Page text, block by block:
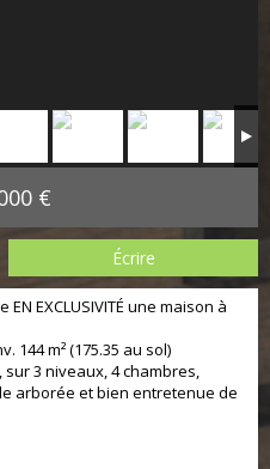
€
Écrire
EXCLUSIVITÉ une maison à
144 m² (175.35 au sol)
sur 3 niveaux, 4 chambres,
arborée et bien entretenue de